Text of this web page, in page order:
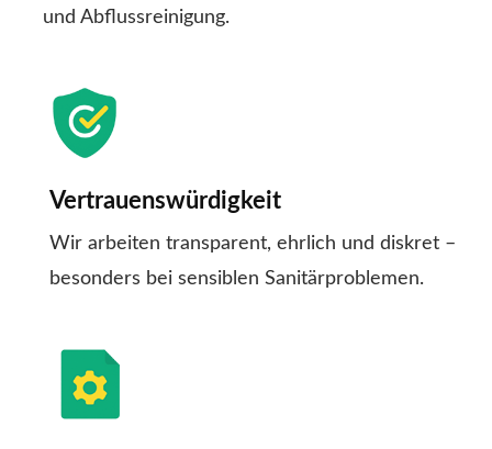
und Abflussreinigung.
Vertrauenswürdigkeit
Wir arbeiten transparent, ehrlich und diskret –
besonders bei sensiblen Sanitärproblemen.